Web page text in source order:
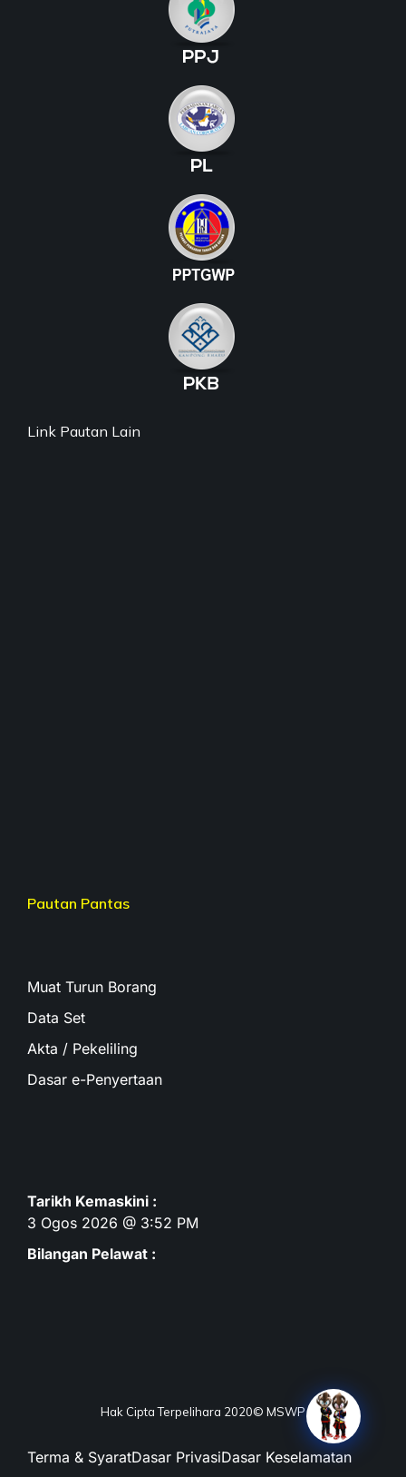
Link Pautan Lain
Pautan Pantas
Muat Turun Borang
Data Set
Akta / Pekeliling
Dasar e-Penyertaan
Tarikh Kemaskini :
3 Ogos 2026 @ 3:52 PM
Bilangan Pelawat :
Hak Cipta Terpelihara 2020© MSWP
Terma & SyaratDasar PrivasiDasar Keselamatan